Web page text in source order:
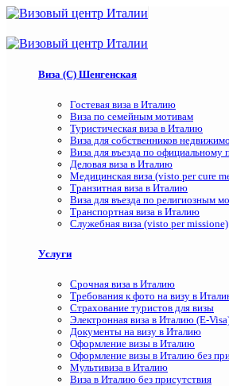
Виза (C) Шенгенская
Гостевая виза в Италию
Виза по семейным мотивам
Туристическая виза в Италию
Виза для собственников
Виза для въезда по официальному
Деловая виза в Италию
Медицинская виза (visto per cure
Транзитная виза в Италию
Виза для въезда по религиозным
Транспортная виза в Италию
Служебная виза (visto per missione)
Услуги
Срочная виза в Италию
Требования к фото на визу в
Страхование туристов для визы
Электронная виза в Италию (E-
Документы на визу в Италию
Оформление визы в Италию
Оформление визы в Италию без
Мультивиза в Италию
Виза в Италию без присутствия